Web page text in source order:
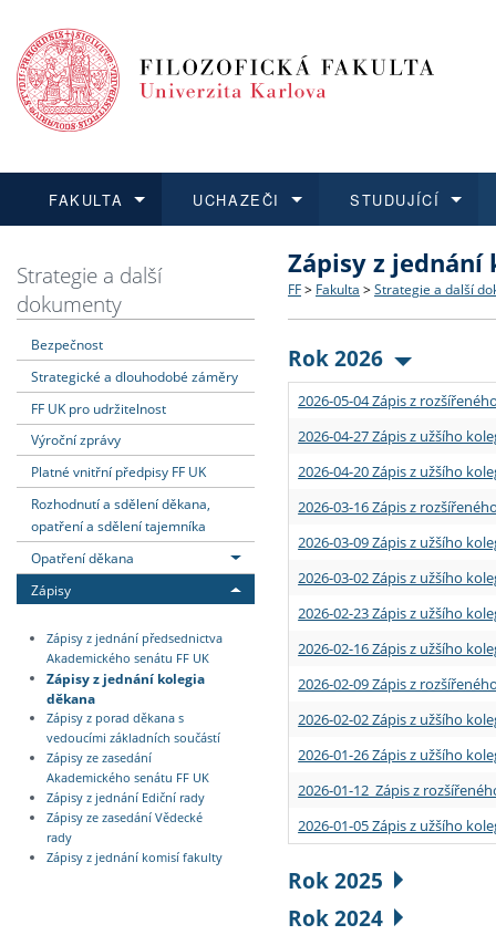
FAKULTA
Dozvědět se více
Struktura a historie
Strategie a další
Podpora a benefity pro
Absolventi fakulty
UCHAZEČI
Podat přihlášku
Co studovat a jak se
Učitelské studijní
Informace k průběhu
STUDUJÍCÍ
Dozvědět se více
Bakalářské a magisterské
Doktorské studium
Rigorózní řízení
Dozvědět se více
O vědě a výzkumu na FF
Akademické kvalifikace
Granty a projekty
Dozvědět se více
Aktuální nabídky a
Vyjíždějící studenti
Přijíždějící studenti
Vyjíždějící zaměstnanci
Strategie a další
dokumenty
Bezpečnost
Strategické a dlouhodobé záměry
FF UK pro udržitelnost
Výroční zprávy
Platné vnitřní předpisy FF UK
Rozhodnutí a sdělení děkana,
opatření a sdělení tajemníka
Opatření děkana
Zápisy
Zápisy z jednání předsednictva
Akademického senátu FF UK
Zápisy z jednání kolegia
děkana
Zápisy z porad děkana s
vedoucími základních součástí
Zápisy ze zasedání
Akademického senátu FF UK
Zápisy z jednání Ediční rady
Zápisy ze zasedání Vědecké
rady
Zápisy z jednání komisí fakulty
Zápisy z jednání
FF > Fakulta > Strategie a další
Rok 2026
2026-05-04 Zápis z
2026-04-27 Zápis z užšího
2026-04-20 Zápis z užšího
2026-03-16 Zápis z
2026-03-09 Zápis z užšího
2026-03-02 Zápis z užšího
2026-02-23 Zápis z užšího
2026-02-16 Zápis z užšího
2026-02-09 Zápis z
2026-02-02 Zápis z užšího
2026-01-26 Zápis z užšího
2026-01-12 Zápis z
2026-01-05 Zápis z užšího
Rok 2025
Rok 2024